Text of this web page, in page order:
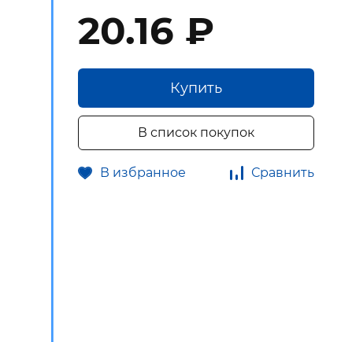
20.16 ₽
Купить
В список покупок
В избранное Сравнить